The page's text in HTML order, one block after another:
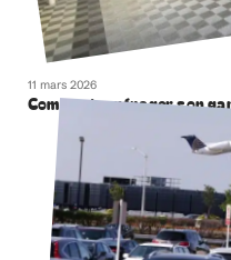
11 mars 2026
Comment aménager son